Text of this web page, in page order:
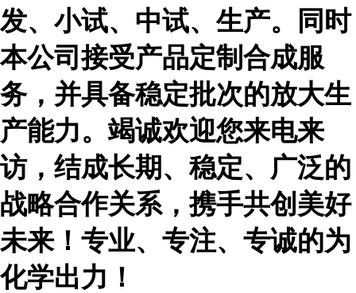
发、小试、中试、生产。同时
本公司接受产品定制合成服
务，并具备稳定批次的放大生
产能力。竭诚欢迎您来电来
访，结成长期、稳定、广泛的
战略合作关系，携手共创美好
未来！专业、专注、专诚的为
化学出力！